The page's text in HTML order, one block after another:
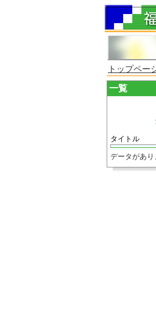
トップペー
一覧
タイトル
データがあり